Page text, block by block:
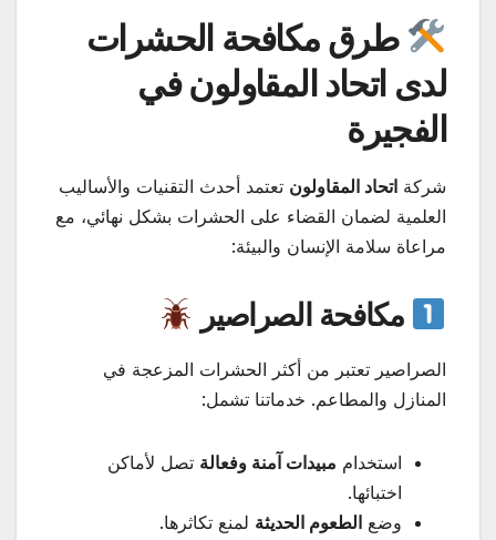
طرق مكافحة الحشرات
لدى اتحاد المقاولون في
الفجيرة
شركة اتحاد المقاولون تعتمد أحدث التقنيات والأساليب
العلمية لضمان القضاء على الحشرات بشكل نهائي، مع
مراعاة سلامة الإنسان والبيئة:
مكافحة الصراصير
الصراصير تعتبر من أكثر الحشرات المزعجة في
المنازل والمطاعم. خدماتنا تشمل:
استخدام مبيدات آمنة وفعالة تصل لأماكن
اختبائها.
وضع الطعوم الحديثة لمنع تكاثرها.